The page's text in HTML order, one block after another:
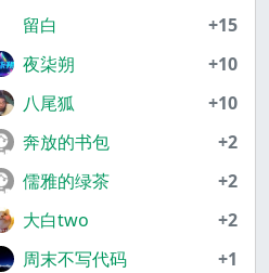
留白
+15
夜柒朔
+10
八尾狐
+10
奔放的书包
+2
儒雅的绿茶
+2
大白two
+2
周末不写代码
+1